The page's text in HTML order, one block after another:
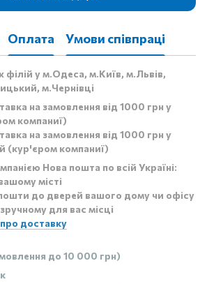
Оплата Умови співпраці
філій у м.Одеса, м.Київ, м.Львів,
м.Чернівці
на замовлення від 1000 грн у
компаниї)
на замовлення від 1000 грн у
(кур'єром компаниї)
Нова пошта по всій Україні:
місті
до дверей вашого дому чи офісу
для вас місці
доставку
до 10 000 грн)